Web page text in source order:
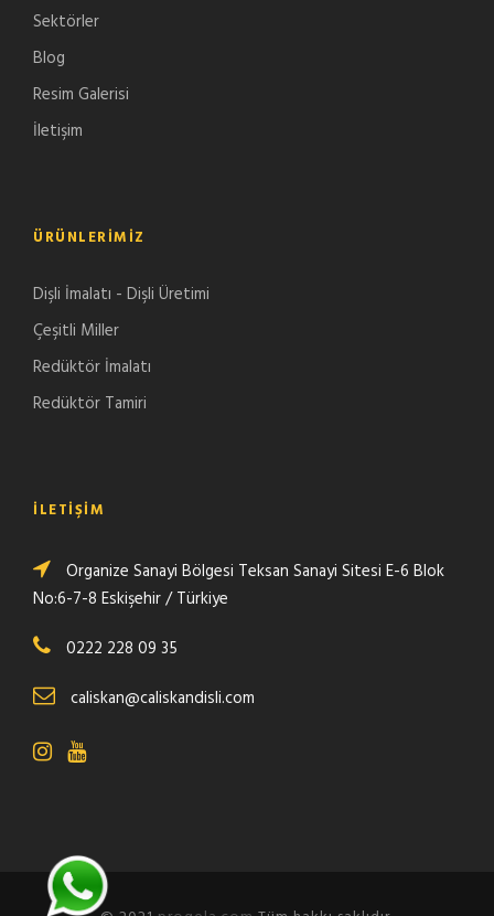
Sektörler
Blog
Resim Galerisi
İletişim
ÜRÜNLERIMIZ
Dişli İmalatı - Dişli Üretimi
Çeşitli Miller
Redüktör İmalatı
Redüktör Tamiri
İLETIŞIM
Organize Sanayi Bölgesi Teksan Sanayi Sitesi E-6 Blok
No:6-7-8 Eskişehir / Türkiye
0222 228 09 35
caliskan@caliskandisli.com